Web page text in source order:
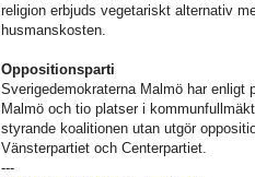
religion erbjuds vegetariskt alternativ
husmanskosten.
Oppositionsparti
Sverigedemokraterna Malmö har enligt
Malmö och tio platser i
styrande koalitionen utan utgör
Vänsterpartiet och Centerpartiet.
---